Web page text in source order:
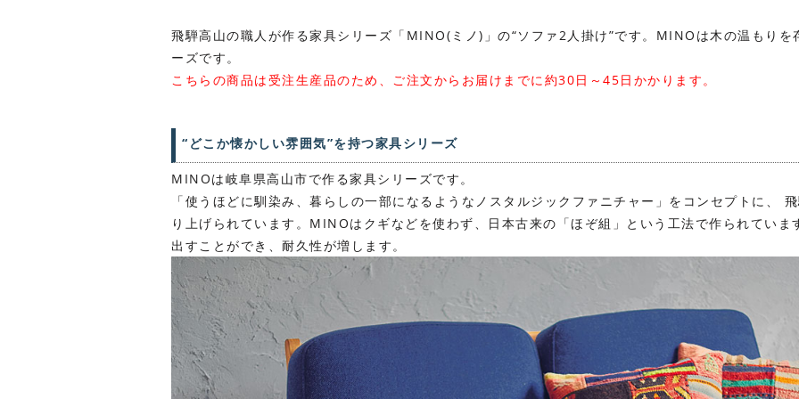
飛騨高山の職人が作る家具シリーズ「MINO(ミノ)」の“ソファ2人掛け”です。MINOは木の温もり
ーズです。
こちらの商品は受注生産品のため、ご注文からお届けまでに約30日～45日かかります。
“どこか懐かしい雰囲気”を持つ家具シリーズ
MINOは岐阜県高山市で作る家具シリーズです。
「使うほどに馴染み、暮らしの一部になるようなノスタルジックファニチャー」をコンセプトに、
り上げられています。MINOはクギなどを使わず、日本古来の「ほぞ組」という工法で作られてい
出すことができ、耐久性が増します。